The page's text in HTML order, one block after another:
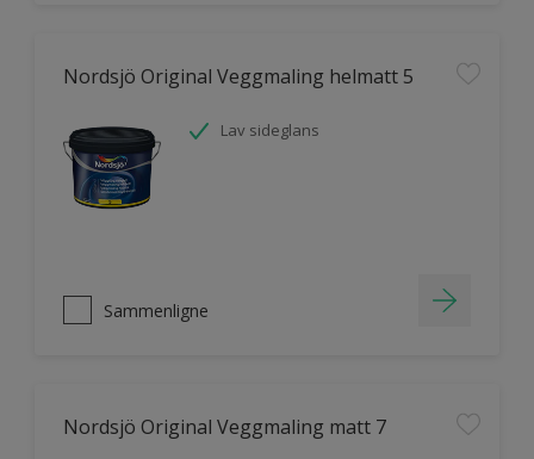
Nordsjö Original Veggmaling helmatt 5
Lav sideglans
Sammenligne
Nordsjö Original Veggmaling matt 7